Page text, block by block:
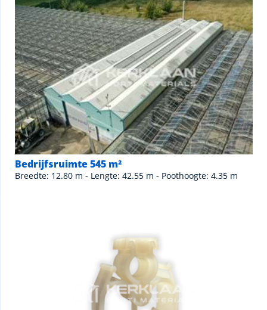
Bedrijfsruimte 545 m²
Breedte: 12.80 m - Lengte: 42.55 m - Poothoogte: 4.35 m